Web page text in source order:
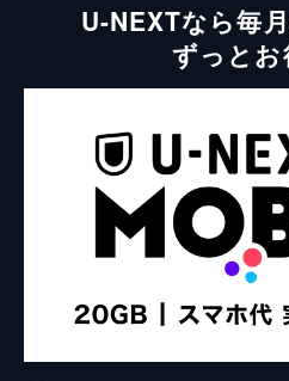
U-NEXTなら毎
ずっとお